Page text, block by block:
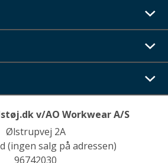
v/AO Workwear A/S
Ølstrupvej 2A
(ingen salg på adressen)
96742030